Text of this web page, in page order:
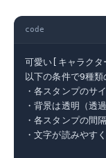
code
可愛い[キャラクタ
以下の条件で9種類
・各スタンプのサ
・背景は透明（透過
・各スタンプの間
・文字が読みやす